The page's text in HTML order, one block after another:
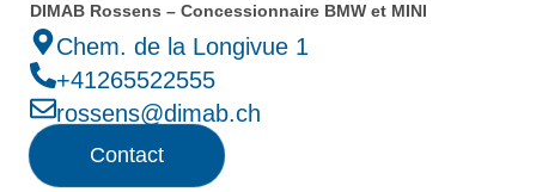
DIMAB Rossens – Concessionnaire BMW et MINI
Chem. de la Longivue 1
+41265522555
rossens@dimab.ch
Contact